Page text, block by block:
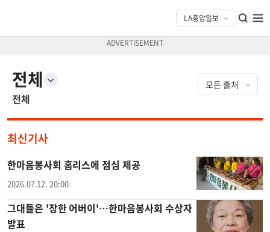
전체
전체
최신기사
한마음봉사회 홈리스에 점심 제공
2026.07.12. 20:00
그대들은 '장한 어버이'…한마음봉사회 수상자
발표